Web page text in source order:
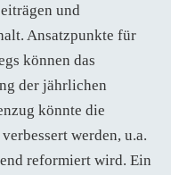
und
Ansatzpunkte für
können das
der jährlichen
könnte die
werden, u.a.
reformiert wird. Ein